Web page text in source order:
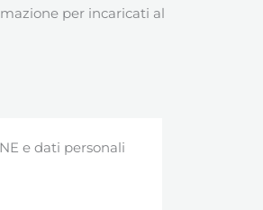
per incaricati al
dati personali